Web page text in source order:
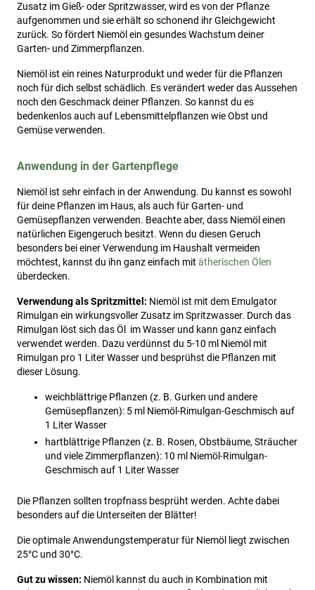
Zusatz im Gieß- oder Spritzwasser, wird es von der Pflanze
aufgenommen und sie erhält so schonend ihr Gleichgewicht
zurück. So fördert Niemöl ein gesundes Wachstum deiner
Garten- und Zimmerpflanzen.
Niemöl ist ein reines Naturprodukt und weder für die Pflanzen
noch für dich selbst schädlich. Es verändert weder das Aussehen
noch den Geschmack deiner Pflanzen. So kannst du es
bedenkenlos auch auf Lebensmittelpflanzen wie Obst und
Gemüse verwenden.
Anwendung in der Gartenpflege
Niemöl ist sehr einfach in der Anwendung. Du kannst es sowohl
für deine Pflanzen im Haus, als auch für Garten- und
Gemüsepflanzen verwenden. Beachte aber, dass Niemöl einen
natürlichen Eigengeruch besitzt. Wenn du diesen Geruch
besonders bei einer Verwendung im Haushalt vermeiden
möchtest, kannst du ihn ganz einfach mit ätherischen Ölen
überdecken.
Verwendung als Spritzmittel: Niemöl ist mit dem Emulgator
Rimulgan ein wirkungsvoller Zusatz im Spritzwasser. Durch das
Rimulgan löst sich das Öl im Wasser und kann ganz einfach
verwendet werden. Dazu verdünnst du 5-10 ml Niemöl mit
Rimulgan pro 1 Liter Wasser und besprühst die Pflanzen mit
dieser Lösung.
weichblättrige Pflanzen (z. B. Gurken und andere
Gemüsepflanzen): 5 ml Niemöl-Rimulgan-Geschmisch auf
1 Liter Wasser
hartblättrige Pflanzen (z. B. Rosen, Obstbäume, Sträucher
und viele Zimmerpflanzen): 10 ml Niemöl-Rimulgan-
Geschmisch auf 1 Liter Wasser
Die Pflanzen sollten tropfnass besprüht werden. Achte dabei
besonders auf die Unterseiten der Blätter!
Die optimale Anwendungstemperatur für Niemöl liegt zwischen
25°C und 30°C.
Gut zu wissen: Niemöl kannst du auch in Kombination mit